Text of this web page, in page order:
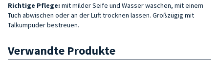
Richtige Pflege: mit milder Seife und Wasser waschen, mit einem
Tuch abwischen oder an der Luft trocknen lassen. Großzügig mit
Talkumpuder bestreuen.
Verwandte Produkte